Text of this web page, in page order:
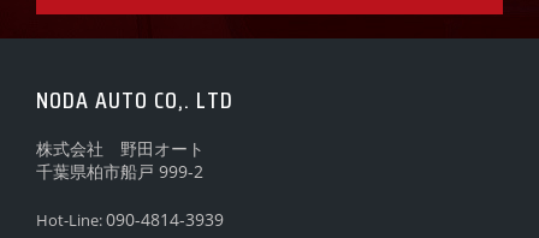
NODA AUTO CO,. LTD
株式会社 野田オート
千葉県柏市船戸 999-2
Hot-Line:090-4814-3939